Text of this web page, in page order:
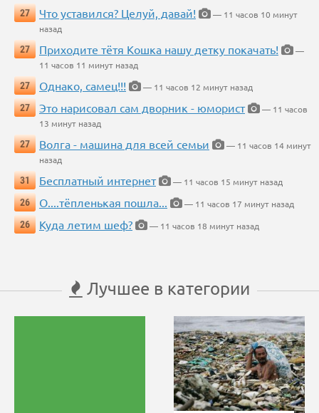
27
Что уставился? Целуй, давай!
— 11 часов 10 минут
назад
27
Приходите тётя Кошка нашу детку покачать!
—
11 часов 11 минут назад
27
Однако, самец!!!
— 11 часов 12 минут назад
27
Это нарисовал сам дворник - юморист
— 11 часов
13 минут назад
27
Волга - машина для всей семьи
— 11 часов 14 минут
назад
31
Бесплатный интернет
— 11 часов 15 минут назад
26
О....тёпленькая пошла...
— 11 часов 17 минут назад
26
Куда летим шеф? — 11 часов 18 минут назад
Лучшее в категории